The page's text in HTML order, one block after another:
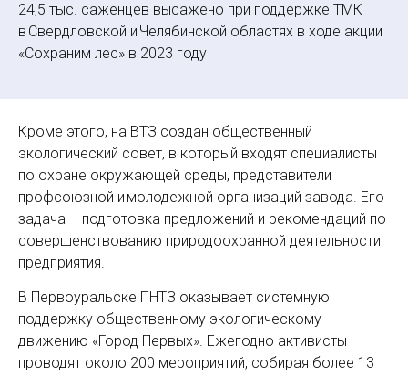
24,5 тыс. саженцев высажено при поддержке ТМК
в Свердловской и Челябинской областях в ходе акции
«Сохраним лес» в 2023 году
Кроме этого, на ВТЗ создан общественный
экологический совет, в который входят специалисты
по охране окружающей среды, представители
профсоюзной и молодежной организаций завода. Его
задача – подготовка предложений и рекомендаций по
совершенствованию природоохранной деятельности
предприятия.
В Первоуральске ПНТЗ оказывает системную
поддержку общественному экологическому
движению «Город Первых». Ежегодно активисты
проводят около 200 мероприятий, собирая более 13